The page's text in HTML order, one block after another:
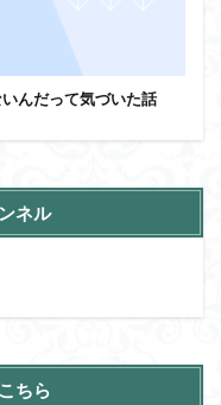
んだって気づいた話
ネル
ちら